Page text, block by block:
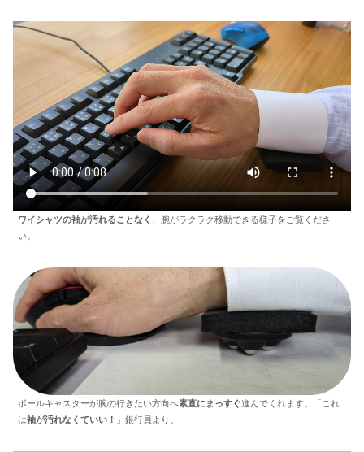
ワイシャツの袖が汚れることなく
、腕がラクラク移動できる様子をご覧くださ
い。
ボールキャスターが腕の行きたい方向へ素直にまっすぐ進んでくれます。「これ
は袖が汚れなくていい！ 」銀行員より。